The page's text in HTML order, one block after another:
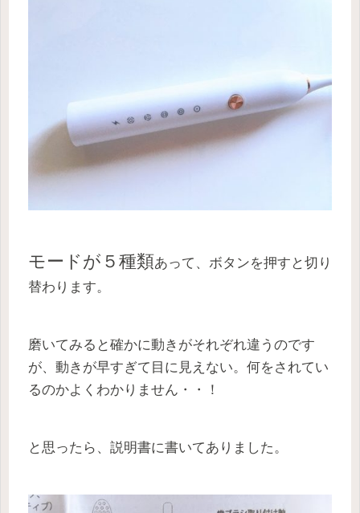
モードが５種類あって、ボタンを押すと切り
替わります。
磨いてみると確かに動きがそれぞれ違うのです
が、動きが早すぎて目に見えない。何をされてい
るのかよくわかりません・・！
と思ったら、説明書に書いてありました。